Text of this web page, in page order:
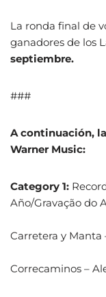
La ronda final de
ganadores de los
septiembre.
###
A continuación,
Warner Music:
Category 1:
Año/Gravação do
Carretera y Manta
Correcaminos –